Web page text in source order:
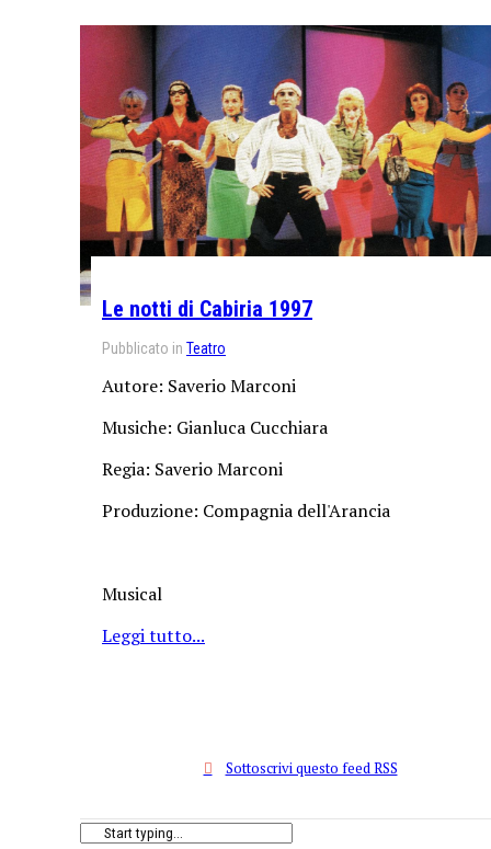
Le notti di Cabiria 1997
Pubblicato in Teatro
Autore: Saverio Marconi
Musiche: Gianluca Cucchiara
Regia: Saverio Marconi
Produzione: Compagnia dell'Arancia
Musical
Leggi tutto...
Sottoscrivi questo feed RSS